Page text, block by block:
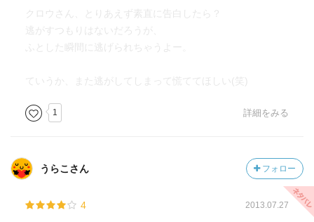
クロウさん、とりあえず素直に告白したら？
逃がすつもりはないだろうが、
ふとした瞬間に逃げられちゃうよー。
ていうか、また逃がしてしまって慌ててほしい(笑)
1 詳細をみる
うらこさん フォロー
4 2013.07.27